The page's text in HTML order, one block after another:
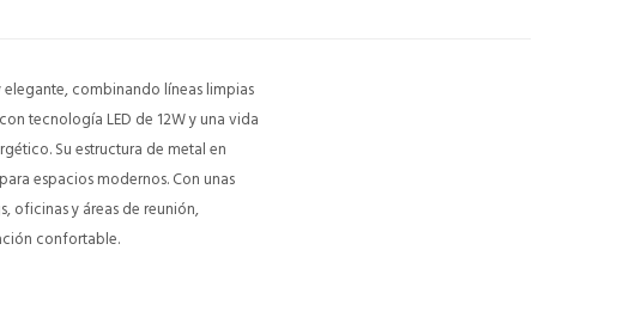
combinando líneas limpias
tecnología LED de 12W y una vida
Su estructura de metal en
espacios modernos. Con unas
oficinas y áreas de reunión,
confortable.